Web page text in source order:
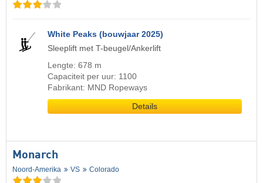
White Peaks (bouwjaar 2025)
Sleeplift met T-beugel/Ankerlift
Lengte: 678 m
Capaciteit per uur: 1100
Fabrikant: MND Ropeways
Details
Monarch
Noord-Amerika VS Colorado